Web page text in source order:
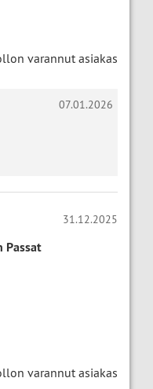
varannut asiakas
07.01.2026
31.12.2025
Passat
varannut asiakas